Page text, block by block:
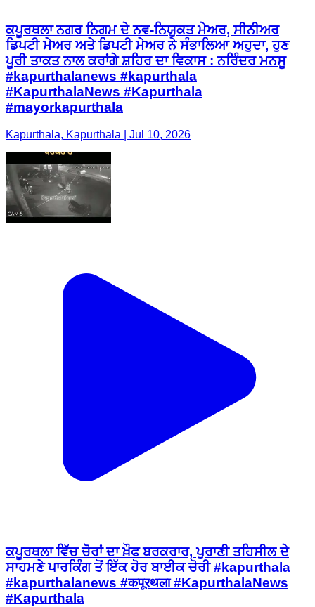
ਕਪੂਰਥਲਾ ਨਗਰ ਨਿਗਮ ਦੇ ਨਵ-ਨਿਯੁਕਤ ਮੇਅਰ, ਸੀਨੀਅਰ
ਡਿਪਟੀ ਮੇਅਰ ਅਤੇ ਡਿਪਟੀ ਮੇਅਰ ਨੇ ਸੰਭਾਲਿਆ ਅਹੁਦਾ, ਹੁਣ
ਪੂਰੀ ਤਾਕਤ ਨਾਲ ਕਰਾਂਗੇ ਸ਼ਹਿਰ ਦਾ ਵਿਕਾਸ : ਨਰਿੰਦਰ ਮਨਸੂ
#kapurthalanews #kapurthala
#KapurthalaNews #Kapurthala
#mayorkapurthala
Kapurthala, Kapurthala | Jul 10, 2026
ਕਪੂਰਥਲਾ ਵਿੱਚ ਚੋਰਾਂ ਦਾ ਖ਼ੌਫ ਬਰਕਰਾਰ, ਪੁਰਾਣੀ ਤਹਿਸੀਲ ਦੇ
ਸਾਹਮਣੇ ਪਾਰਕਿੰਗ ਤੋਂ ਇੱਕ ਹੋਰ ਬਾਈਕ ਚੋਰੀ #kapurthala
#kapurthalanews #कपूरथला #KapurthalaNews
#Kapurthala